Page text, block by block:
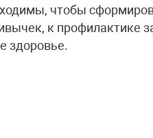
чтобы
к профилактике
здоровье.